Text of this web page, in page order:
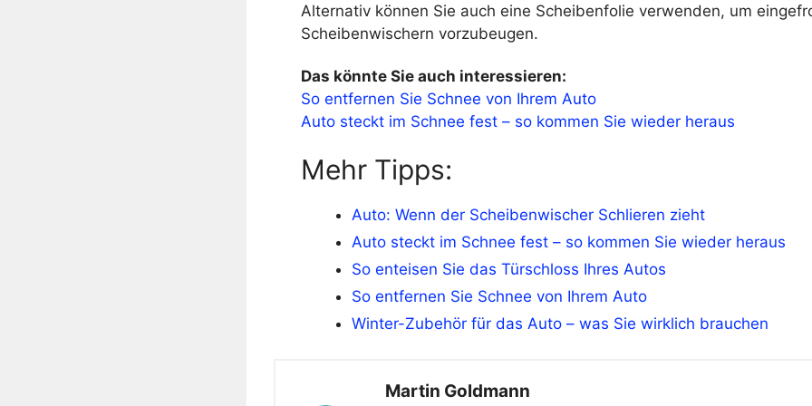
Alternativ können Sie auch eine Scheibenfolie verwenden, um
Scheibenwischern vorzubeugen.
Das könnte Sie auch interessieren:
So entfernen Sie Schnee von Ihrem Auto
Auto steckt im Schnee fest – so kommen Sie wieder heraus
Mehr Tipps:
Auto: Wenn der Scheibenwischer Schlieren zieht
Auto steckt im Schnee fest – so kommen Sie wieder heraus
So enteisen Sie das Türschloss Ihres Autos
So entfernen Sie Schnee von Ihrem Auto
Winter-Zubehör für das Auto – was Sie wirklich brauchen
Martin Goldmann